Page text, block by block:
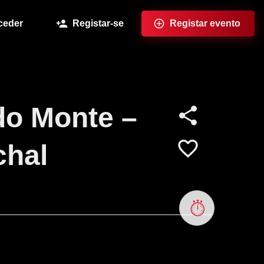
Registar-se Registar evento
Monte –